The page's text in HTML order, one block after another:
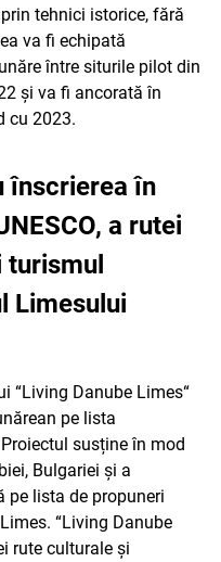
tehnici istorice, fără
va fi echipată
între siturile pilot din
și va fi ancorată în
cu 2023.
înscrierea în
a rutei
turismul
Limesului
“Living Danube Limes“
pe lista
susține în mod
Bulgariei și a
pe lista de propuneri
“Living Danube
rute culturale și